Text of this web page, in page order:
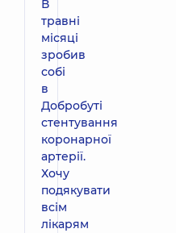
В
травні
місяці
зробив
собі
в
Добробуті
стентування
коронарної
артерії.
Хочу
подякувати
всім
лікарям